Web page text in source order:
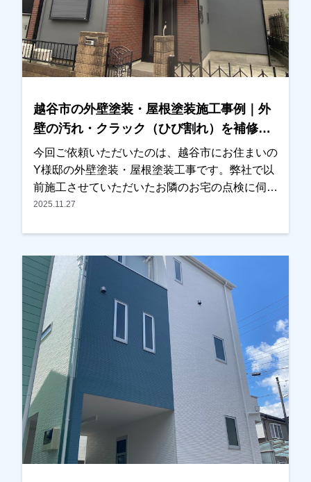
職人が担当して施工させていただくことになりま
した。外壁の色決めについては、カラーシミュレ
ーションをいくつかご確認いただき、最終的にお
住まいの雰囲気に合う色をお選びいただきまし
た。施工後は「とても綺麗に仕上がりました」と
たちも大変嬉しく思っております。この度は大切
なお住まいの外壁塗装工事をお任せいただき、誠
にありがとうございました。
越谷市の外壁塗装・屋根塗装施工事例｜外
壁の汚れ・クラック（ひび割れ）を補修
【Y様邸】
今回ご依頼いただいたのは、越谷市にお住まいの
Y様邸の外壁塗装・屋根塗装工事です。弊社で以
前施工させていただいたお隣のお宅の点検に伺っ
た際、Y様邸の屋根の状態が気になったため、お
いる部分が見られたため、写真を撮影し実際の状
態をご確認いただきました。また外壁について
も、・外壁の汚れ・クラック（ひび割れ）が見ら
れ、これまで一度も塗装をされていないとのこと
でしたので、外壁塗装と屋根塗装をご提案させて
いただきました。今回が初めての塗装工事とのこ
とで、工事内容や費用、塗料の種類などについて
ご不安な点も多かったため、ご質問をひとつひと
つお伺いしながら丁寧にご説明させていただきま
した。その後、施工内容と金額についてもご納得
いただき、外壁塗装と屋根塗装工事をお任せいた
だくことになりました。また塗装工事とあわせ
て、ベランダ屋根の撤去についてのご相談もいた
2025.11.27